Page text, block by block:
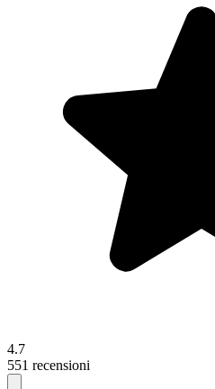
4.7
551 recensioni